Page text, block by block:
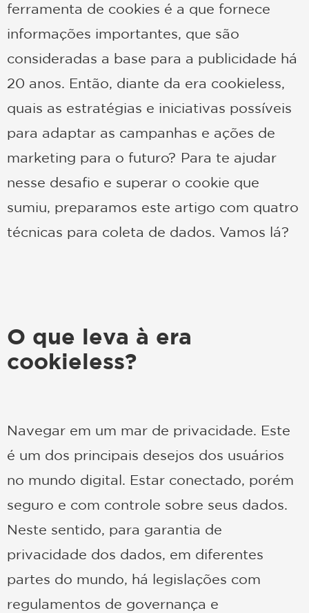
ferramenta de cookies é a que fornece
informações importantes, que são
consideradas a base para a publicidade há
20 anos. Então, diante da era cookieless,
quais as estratégias e iniciativas possíveis
para adaptar as campanhas e ações de
marketing para o futuro? Para te ajudar
nesse desafio e superar o cookie que
sumiu, preparamos este artigo com quatro
técnicas para coleta de dados. Vamos lá?
O que leva à era
cookieless?
Navegar em um mar de privacidade. Este
é um dos principais desejos dos usuários
no mundo digital. Estar conectado, porém
seguro e com controle sobre seus dados.
Neste sentido, para garantia de
privacidade dos dados, em diferentes
partes do mundo, há legislações com
regulamentos de governança e